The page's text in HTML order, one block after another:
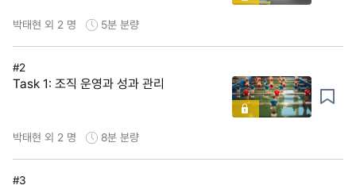
박태현 외 2 명 5분 분량
#2
Task 1: 조직 운영과 성과 관리
박태현 외 2 명 8분 분량
#3